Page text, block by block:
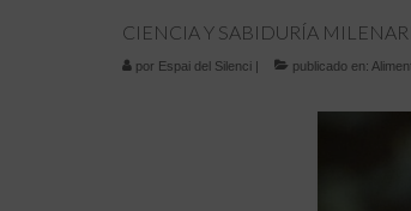
CIENCIA Y SABIDURÍA
por Espai del Silenci | publicado en: